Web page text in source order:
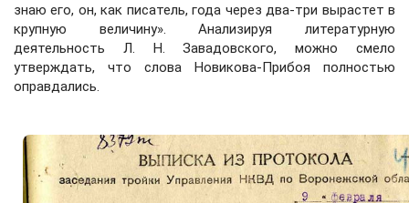
знаю его, он, как писатель, года через два-три вырастет в
крупную величину». Анализируя литературную
деятельность Л. Н. Завадовского, можно смело
утверждать, что слова Новикова-Прибоя полностью
оправдались.